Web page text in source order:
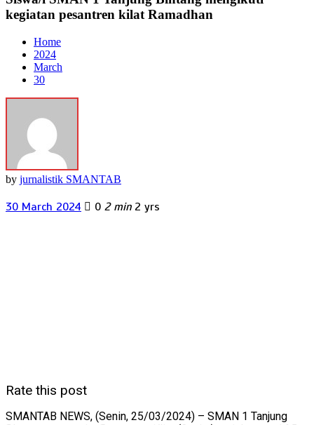
kegiatan pesantren kilat Ramadhan
Home
2024
March
30
by jurnalistik SMANTAB
30 March 2024 0 2 min 2 yrs
Rate this post
SMANTAB NEWS, (Senin, 25/03/2024) – SMAN 1 Tanjung